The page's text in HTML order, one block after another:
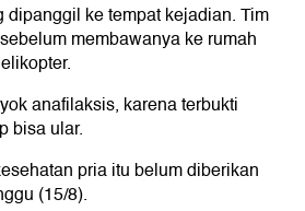
dipanggil ke tempat kejadian. Tim
membawanya ke rumah
anafilaksis, karena terbukti
bisa ular.
pria itu belum diberikan
(15/8).